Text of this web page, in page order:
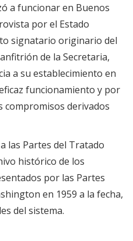
a funcionar en Buenos
por el Estado
signatario originario del
de la Secretaria,
a su establecimiento en
funcionamiento y por
compromisos derivados
las Partes del Tratado
histórico de los
por las Partes
en 1959 a la fecha,
del sistema.